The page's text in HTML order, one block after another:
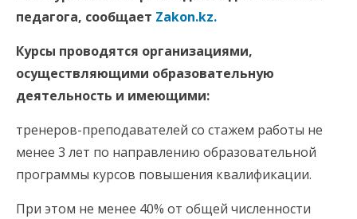
педагога, сообщает Zakon.kz.
Курсы проводятся организациями,
осуществляющими образовательную
деятельность и имеющими:
тренеров-преподавателей со стажем работы не
менее 3 лет по направлению образовательной
программы курсов повышения квалификации.
При этом не менее 40% от общей численности